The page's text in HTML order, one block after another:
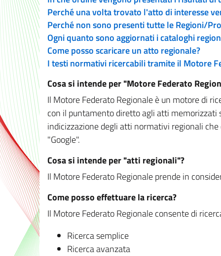
Perché una volta trovato l'atto di interesse
Perché non sono presenti tutte le Regioni/
Ogni quanto sono aggiornati i cataloghi
Come posso scaricare un atto regionale?
I testi normativi ricercabili tramite il Motore
Cosa si intende per "Motore Federato
Il Motore Federato Regionale è un motore di
con il puntamento diretto agli atti
indicizzazione degli atti normativi regionali
"Google".
Cosa si intende per "atti regionali"?
Il Motore Federato Regionale prende in
Come posso effettuare la ricerca?
Il Motore Federato Regionale consente di
Ricerca semplice
Ricerca avanzata